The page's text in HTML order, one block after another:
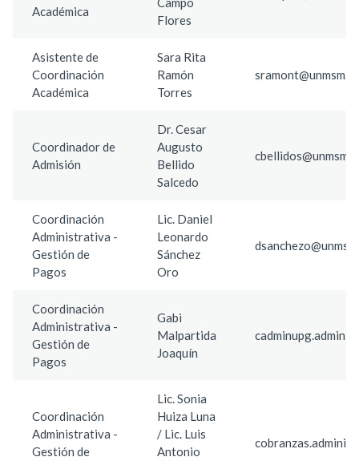
Académica
Flores
Asistente de
Coordinación
Académica
Sara Rita
Ramón
Torres
Coordinador de
Admisión
Dr. Cesar
Augusto
Bellido
Salcedo
Coordinación
Administrativa -
Gestión de
Pagos
Lic. Daniel
Leonardo
Sánchez
Oro
Coordinación
Administrativa -
Gestión de
Pagos
Gabi
Malpartida
Joaquín
Coordinación
Administrativa -
Gestión de
Lic. Sonia
Huiza Luna
/ Lic. Luis
Antonio